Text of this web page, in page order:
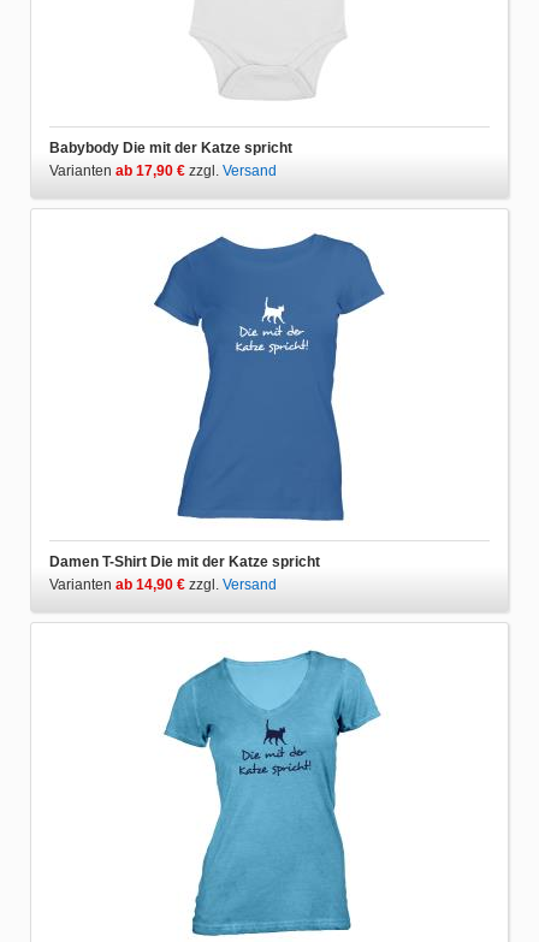
Babybody Die mit der Katze spricht
Varianten ab 17,90 € zzgl. Versand
Damen T-Shirt Die mit der Katze spricht
Varianten ab 14,90 € zzgl. Versand